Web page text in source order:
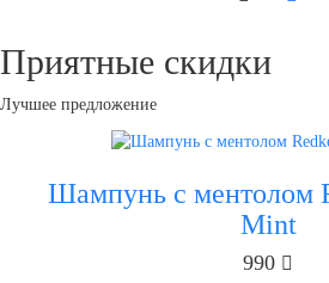
Приятные скидки
Лучшее предложение
Шампунь с ментолом
Mint
990